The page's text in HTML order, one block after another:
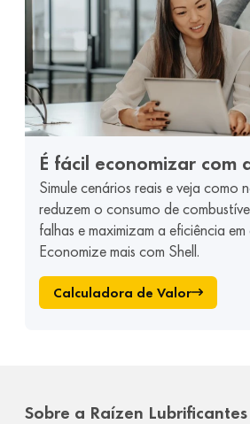
É fácil economizar com
Simule cenários reais e veja como
reduzem o consumo de
falhas e maximizam a eficiência
Economize mais com Shell.
Calculadora de Valor
Sobre a Raízen Lubrificantes